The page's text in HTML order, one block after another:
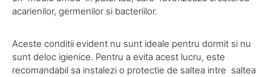
acarienilor, germenilor si bacteriilor.
Aceste conditii evident nu sunt ideale pentru dormit si nu
sunt deloc igienice. Pentru a evita acest lucru, este
recomandabil sa instalezi o protectie de saltea intre saltea